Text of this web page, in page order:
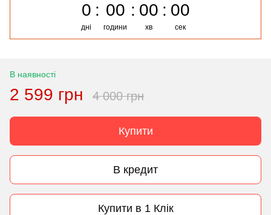
0
дні
00
години
00
хв
00
сек
В наявності
2 599 грн 4 000 грн
Купити
В кредит
Купити в 1 Клік